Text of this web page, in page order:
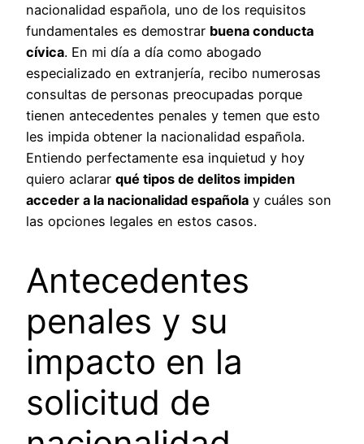
nacionalidad española, uno de los requisitos
fundamentales es demostrar buena conducta
cívica. En mi día a día como abogado
especializado en extranjería, recibo numerosas
consultas de personas preocupadas porque
tienen antecedentes penales y temen que esto
les impida obtener la nacionalidad española.
Entiendo perfectamente esa inquietud y hoy
quiero aclarar qué tipos de delitos impiden
acceder a la nacionalidad española y cuáles son
las opciones legales en estos casos.
Antecedentes
penales y su
impacto en la
solicitud de